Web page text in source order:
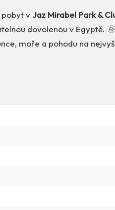
pobyt v Jaz Mirabel Park &
dovolenou v Egyptě. 🌞
moře a pohodu na